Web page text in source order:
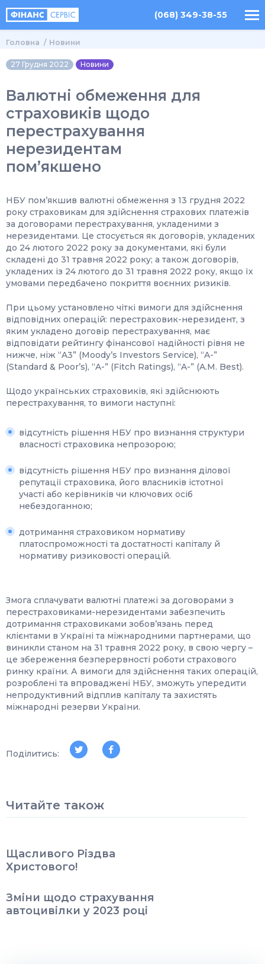
(068) 349-38-55
Головна Новини
27 Грудня 2022 Новини
Валютні обмеження для
страховиків щодо
перестрахування
нерезидентам
пом’якшено
НБУ пом’якшив валютні обмеження з 13 грудня 2022
року страховикам для здійснення страхових платежів
за договорами перестрахування, укладеними з
нерезидентами. Це стосується як договорів, укладених
до 24 лютого 2022 року за документами, які були
складені до 31 травня 2022 року; а також договорів,
укладених із 24 лютого до 31 травня 2022 року, якщо їх
умовами передбачено покриття воєнних ризиків.
При цьому установлено чіткі вимоги для здійснення
відповідних операцій: перестраховик-нерезидент, з
яким укладено договір перестрахування, має
відповідати рейтингу фінансової надійності рівня не
нижче, ніж “A3” (Moody’s Investors Service), “A-”
(Standard & Poor’s), “A-” (Fitch Ratings), “A-” (A.M. Best).
Щодо українських страховиків, які здійснюють
перестрахування, то вимоги наступні:
відсутність рішення НБУ про визнання структури
власності страховика непрозорою;
відсутність рішення НБУ про визнання ділової
репутації страховика, його власників істотної
участі або керівників чи ключових осіб
небездоганною;
дотримання страховиком нормативу
платоспроможності та достатності капіталу й
нормативу ризиковості операцій.
Змога сплачувати валютні платежі за договорами з
перестраховиками-нерезидентами забезпечить
дотримання страховиками зобов’язань перед
клієнтами в Україні та міжнародними партнерами, що
виникли станом на 31 травня 2022 року, в свою чергу –
це збереження безперервності роботи страхового
ринку країни. А вимоги для здійснення таких операцій,
розроблені та впроваджені НБУ, зможуть упередити
непродуктивний відплив капіталу та захистять
міжнародні резерви України.
Поділитись:
Читайте також
Щасливого Різдва
Христового!
Зміни щодо страхування
автоцивілки у 2023 році